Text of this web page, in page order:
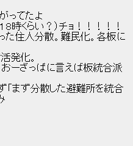
ってたよ
８時くらい？）チョ！！！！！
た住人分散。難民化。各板に
発化。
ーざっぱに言えば板統合派
「まず分散した避難所を統合